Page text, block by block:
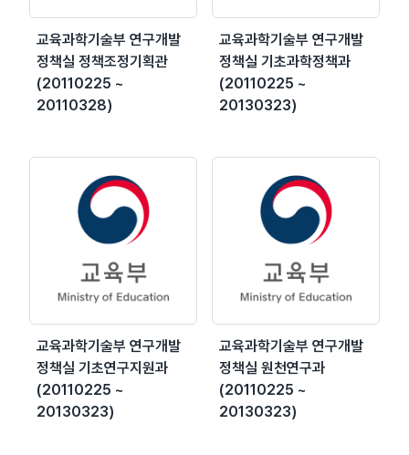
교육과학기술부 연구개발
정책실 정책조정기획관
(20110225 ~
20110328)
교육과학기술부 연구개발
정책실 기초과학정책과
(20110225 ~
20130323)
교육과학기술부 연구개발
정책실 기초연구지원과
(20110225 ~
20130323)
교육과학기술부 연구개발
정책실 원천연구과
(20110225 ~
20130323)